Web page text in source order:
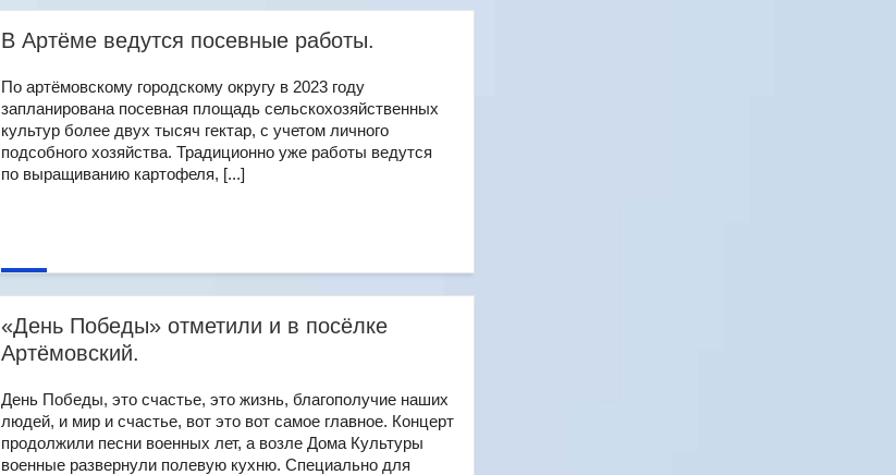
В Артёме ведутся посевные работы.
По артёмовскому городскому округу в 2023 году
запланирована посевная площадь сельскохозяйственных
культур более двух тысяч гектар, с учетом личного
подсобного хозяйства. Традиционно уже работы ведутся
по выращиванию картофеля, [...]
«День Победы» отметили и в посёлке
Артёмовский.
День Победы, это счастье, это жизнь, благополучие наших
людей, и мир и счастье, вот это вот самое главное. Концерт
продолжили песни военных лет, а возле Дома Культуры
военные развернули полевую кухню. Специально для